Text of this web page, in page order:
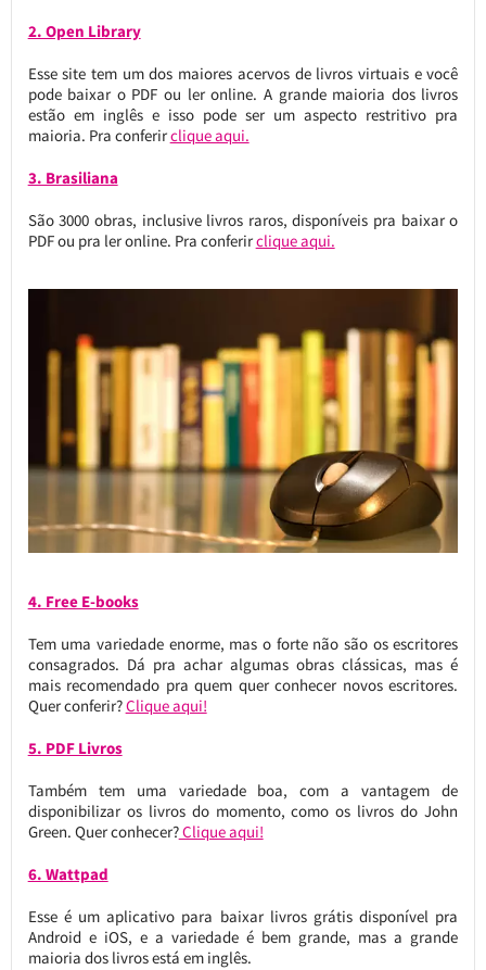
2. Open Library
Esse site tem um dos maiores acervos de livros virtuais e você
pode baixar o PDF ou ler online. A grande maioria dos livros
estão em inglês e isso pode ser um aspecto restritivo pra
maioria. Pra conferirclique aqui.
3. Brasiliana
São 3000 obras, inclusive livros raros, disponíveis pra baixar o
PDF ou pra ler online. Pra conferirclique aqui.
4. Free E-books
Tem uma variedade enorme, mas o forte não são os escritores
consagrados. Dá pra achar algumas obras clássicas, mas é
mais recomendado pra quem quer conhecer novos escritores.
Quer conferir?Clique aqui!
5. PDF Livros
Também tem uma variedade boa, com a vantagem de
disponibilizar os livros do momento, como os livros do John
Green. Quer conhecer?Clique aqui!
6. Wattpad
Esse é um aplicativo para baixar livros grátis disponível pra
Android e iOS, e a variedade é bem grande, mas a grande
maioria dos livros está em inglês.